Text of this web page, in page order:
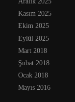
Kasım 2025
Ekim 2025
Eylül 2025
Mart 2018
Şubat 2018
Ocak 2018
Mayıs 2016